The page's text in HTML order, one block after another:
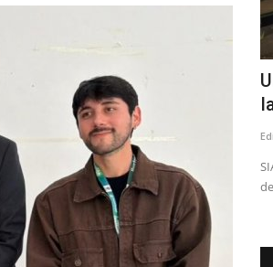
a 16 años de cárcel
delitos...
2026
remontan al mes de octubre de 2024